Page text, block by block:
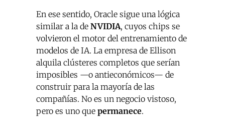
En ese sentido, Oracle sigue una lógica
similar a la de NVIDIA, cuyos chips se
volvieron el motor del entrenamiento de
modelos de IA. La empresa de Ellison
alquila clústeres completos que serían
imposibles —o antieconómicos— de
construir para la mayoría de las
compañías. No es un negocio vistoso,
pero es uno que permanece.